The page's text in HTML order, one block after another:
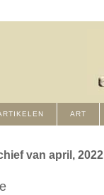
ART
van april, 2022